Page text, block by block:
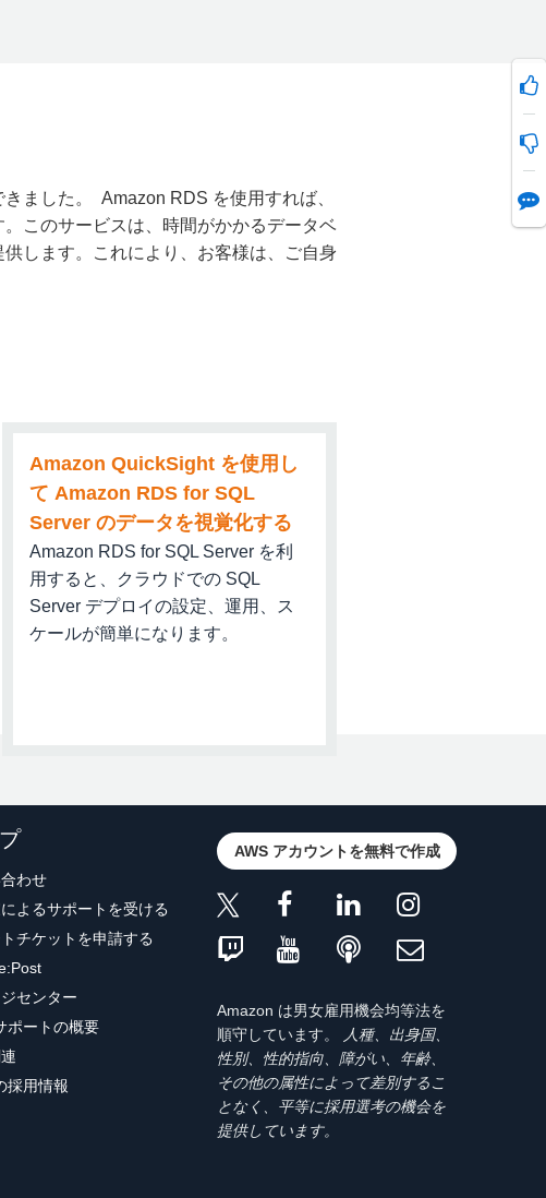
ースの作成) を選択します。
をダウンロードします。わ
。
フォルダに含まれている
たとえば、URL は
のようになりま
ュートリアルでは、
力します。
ョットは作成せず、インス
ました。 Amazon RDS を使用すれば、
このサービスは、時間がかかるデータベ
します。これにより、お客様は、ご自身
Amazon QuickSight を使用し
て Amazon RDS for SQL
Server のデータを視覚化する
Amazon RDS for SQL Server を利
用すると、クラウドでの SQL
Server デプロイの設定、運用、ス
ケールが簡単になります。
わせ
よるサポートを受ける
チケットを申請する
センター
ポートの概要
採用情報
AWS アカウントを無料で作成
Amazon は男女雇用機会均等法を
順守しています。
人種、出身国、
性別、性的指向、障がい、年齢、
その他の属性によって差別するこ
となく、平等に採用選考の機会を
提供しています。